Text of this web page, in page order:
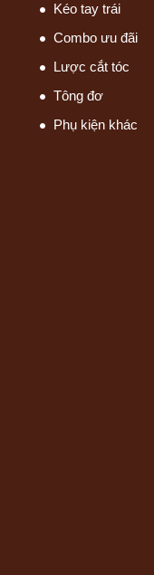
Kéo tay trái
Combo ưu đãi
Lược cắt tóc
Tông đơ
Phụ kiện khác